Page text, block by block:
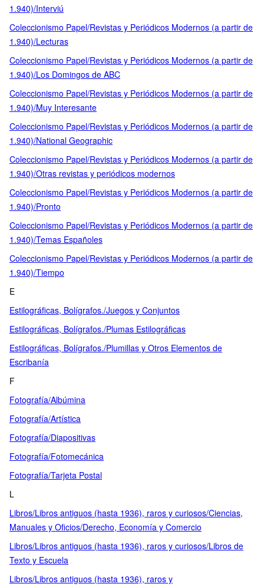
1.940)/Interviú
Coleccionismo Papel/Revistas y Periódicos Modernos (a partir de
1.940)/Lecturas
Coleccionismo Papel/Revistas y Periódicos Modernos (a partir de
1.940)/Los Domingos de ABC
Coleccionismo Papel/Revistas y Periódicos Modernos (a partir de
1.940)/Muy Interesante
Coleccionismo Papel/Revistas y Periódicos Modernos (a partir de
1.940)/National Geographic
Coleccionismo Papel/Revistas y Periódicos Modernos (a partir de
1.940)/Otras revistas y periódicos modernos
Coleccionismo Papel/Revistas y Periódicos Modernos (a partir de
1.940)/Pronto
Coleccionismo Papel/Revistas y Periódicos Modernos (a partir de
1.940)/Temas Españoles
Coleccionismo Papel/Revistas y Periódicos Modernos (a partir de
1.940)/Tiempo
E
Estilográficas, Bolígrafos./Juegos y Conjuntos
Estilográficas, Bolígrafos./Plumas Estilográficas
Estilográficas, Bolígrafos./Plumillas y Otros Elementos de
Escribanía
F
Fotografía/Albúmina
Fotografía/Artística
Fotografía/Diapositivas
Fotografía/Fotomecánica
Fotografía/Tarjeta Postal
L
Libros/Libros antiguos (hasta 1936), raros y curiosos/Ciencias,
Manuales y Oficios/Derecho, Economía y Comercio
Libros/Libros antiguos (hasta 1936), raros y curiosos/Libros de
Texto y Escuela
Libros/Libros antiguos (hasta 1936), raros y